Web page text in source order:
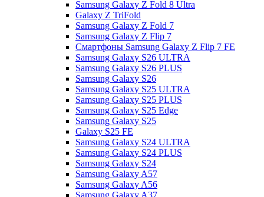
Samsung Galaxy Z Fold 8 Ultra
Galaxy Z TriFold
Samsung Galaxy Z Fold 7
Samsung Galaxy Z Flip 7
Смартфоны Samsung Galaxy Z Flip 7 FE
Samsung Galaxy S26 ULTRA
Samsung Galaxy S26 PLUS
Samsung Galaxy S26
Samsung Galaxy S25 ULTRA
Samsung Galaxy S25 PLUS
Samsung Galaxy S25 Edge
Samsung Galaxy S25
Galaxy S25 FE
Samsung Galaxy S24 ULTRA
Samsung Galaxy S24 PLUS
Samsung Galaxy S24
Samsung Galaxy A57
Samsung Galaxy A56
Samsung Galaxy A37